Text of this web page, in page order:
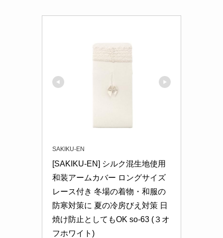
SAKIKU-EN
[SAKIKU-EN] シルク混生地使用
和装アームカバー ロングサイズ
レース付き 冬場の着物・和服の
防寒対策に 夏の冷房びえ対策 日
焼け防止としてもOK so-63 (３オ
フホワイト)